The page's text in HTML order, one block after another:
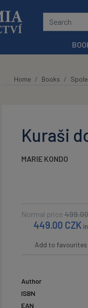
Home Books
Kuraši
MARIE KONDO
Normal price 499.00
449.00 CZK
Add to favourites
Author
ISBN
EAN